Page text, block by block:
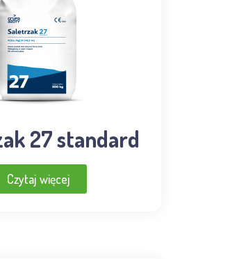
27 standard
Czytaj więcej